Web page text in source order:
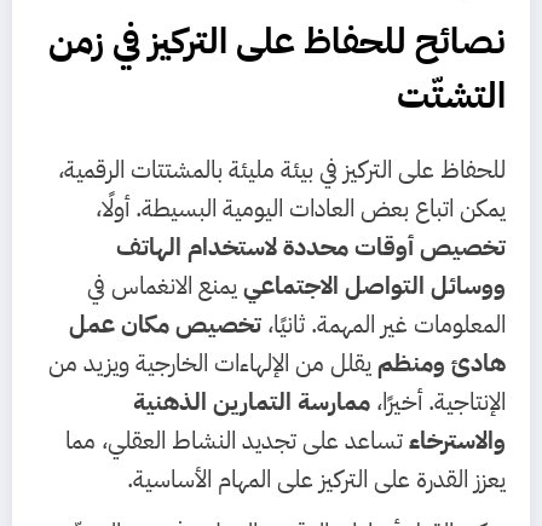
نصائح للحفاظ على التركيز في زمن
التشتّت
للحفاظ على التركيز في بيئة مليئة بالمشتتات الرقمية،
يمكن اتباع بعض العادات اليومية البسيطة. أولًا،
تخصيص أوقات محددة لاستخدام الهاتف
ووسائل التواصل الاجتماعييمنع الانغماس في
المعلومات غير المهمة. ثانيًا، تخصيص مكان عمل
هادئ ومنظميقلل من الإلهاءات الخارجية ويزيد من
الإنتاجية. أخيرًا، ممارسة التمارين الذهنية
والاسترخاءتساعد على تجديد النشاط العقلي، مما
يعزز القدرة على التركيز على المهام الأساسية.